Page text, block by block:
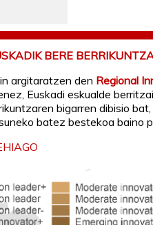
BERE
argitaratzen den Regional
Euskadi eskualde
bigarren dibisio
batez bestekoa baino